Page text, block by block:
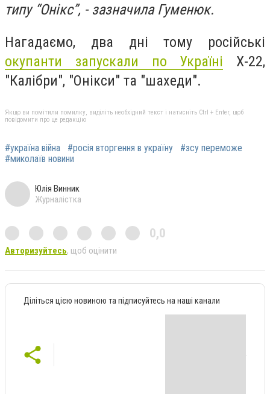
типу “Онікс”, - зазначила Гуменюк.
Нагадаємо, два дні тому російські
окупанти запускали по Україні Х-22,
"Калібри", "Онікси" та "шахеди".
Якщо ви помітили помилку, виділіть необхідний текст і натисніть Ctrl + Enter, щоб
повідомити про це редакцію
#україна війна #росія вторгення в україну
#зсу переможе
#миколаїв новини
Юлія Винник
Журналістка
0,0
Авторизуйтесь, щоб оцінити
Діліться цією новиною та підписуйтесь на наші канали